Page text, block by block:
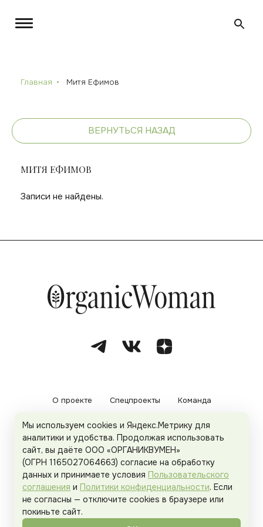
Главная Митя Ефимов
ВЕРНУТЬСЯ НАЗАД
МИТЯ ЕФИМОВ
Записи не найдены.
О проекте Спецпроекты Команда
Рекламодателям Политика конфиденциальности
Пользовательское соглашение
Organicwoman.ru . Все права защищены.
Мы используем cookies и Яндекс.Метрику для
аналитики и удобства. Продолжая использовать
сайт, вы даёте ООО «ОРГАНИКВУМЕН»
(ОГРН 1165027064663) согласие на обработку
данных и принимаете условия Пользовательского
соглашения и Политики конфиденциальности. Если
не согласны — отключите cookies в браузере или
покиньте сайт.